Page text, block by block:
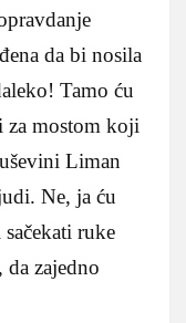
da bi nosila
Tamo ću
za mostom koji
Liman
Ne, ja ću
ruke
da zajedno